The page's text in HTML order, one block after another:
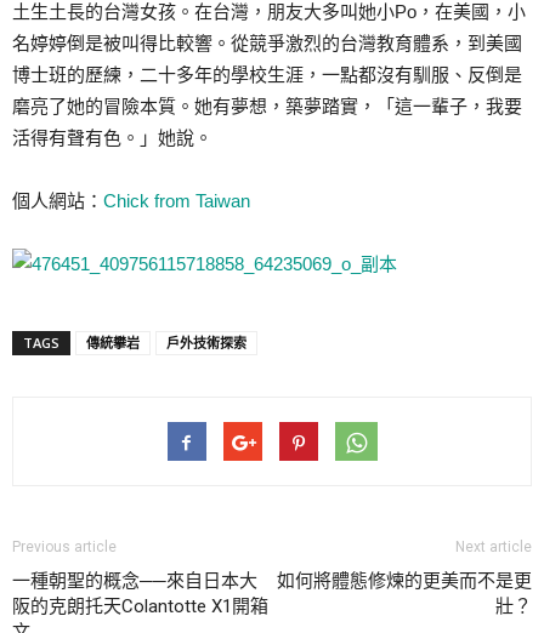
土生土長的台灣女孩。在台灣，朋友大多叫她小Po，在美國，小
名婷婷倒是被叫得比較響。從競爭激烈的台灣教育體系，到美國
博士班的歷練，二十多年的學校生涯，一點都沒有馴服、反倒是
磨亮了她的冒險本質。她有夢想，築夢踏實，「這一輩子，我要
活得有聲有色。」她說。
個人網站： Chick from Taiwan
TAGS 傳統攀岩 戶外技術探索
Previous article
一種朝聖的概念──來自日本大
阪的克朗托天Colantotte X1開箱
Next article
如何將體態修煉的更美而不是更
壯？